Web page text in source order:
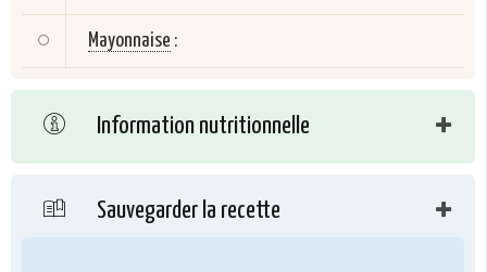
Mayonnaise :
Information nutritionnelle
Sauvegarder la recette